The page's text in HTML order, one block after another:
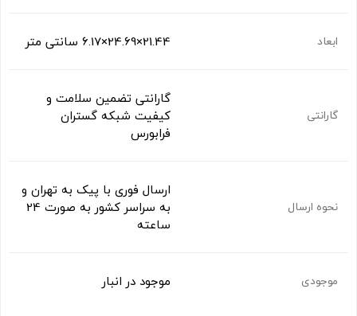
ابعاد 21.44×24.69×6.17 سانتی متر
گارانتی
گارانتی تضمین سلامت و
کیفیت شبکه گستران
فرابورس
نحوه ارسال
ارسال فوری با پیک به تهران و
به سراسر کشور به صورت 24
ساعته
موجودی موجود در انبار